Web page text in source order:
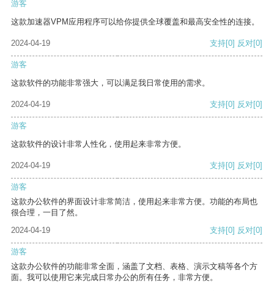
游客
这款加速器VPM应用程序可以给你提供全球覆盖和最高安全性的连接。
2024-04-19 支持[0] 反对[0]
游客
这款软件的功能非常强大，可以满足我日常使用的需求。
2024-04-19 支持[0] 反对[0]
游客
这款软件的设计非常人性化，使用起来非常方便。
2024-04-19 支持[0] 反对[0]
游客
这款办公软件的界面设计非常简洁，使用起来非常方便。功能的布局也
很合理，一目了然。
2024-04-19
支持[0] 反对[0]
游客
这款办公软件的功能非常全面，涵盖了文档、表格、演示文稿等各个方
面。我可以使用它来完成日常办公的所有任务，非常方便。